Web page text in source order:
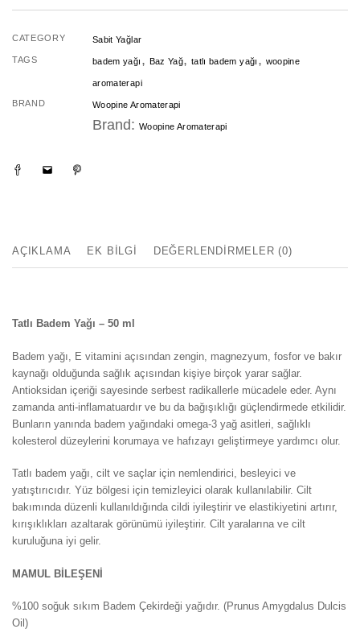
Yağı
adet
CATEGORY Sabit Yağlar
TAGS badem yağı , Baz Yağ, tatlı badem yağı , woopine
aromaterapi
BRAND Woopine Aromaterapi
Brand: Woopine Aromaterapi
AÇIKLAMA EK BILGI DEĞERLENDIRMELER (0)
Tatlı Badem Yağı – 50 ml
Badem yağı, E vitamini açısından zengin, magnezyum, fosfor ve bakır
kaynağı olduğunda sağlık açısından kişiye birçok yarar sağlar.
Antioksidan içeriği sayesinde serbest radikallerle mücadele eder. Aynı
zamanda anti-inflamatuardır ve bu da bağışıklığı güçlendirmede etkilidir.
Bunların yanında badem yağındaki omega-3 yağ asitleri, sağlıklı
kolesterol düzeylerini korumaya ve hafızayı geliştirmeye yardımcı olur.
Tatlı badem yağı, cilt ve saçlar için nemlendirici, besleyici ve
yatıştırıcıdır. Yüz bölgesi için temizleyici olarak kullanılabilir. Cilt
bakımında düzenli kullanıldığında cildi iyileştirir ve elastikiyetini artırır,
kırışıklıkları azaltarak görünümü iyileştirir. Cilt yaralarına ve cilt
kuruluğuna iyi gelir.
MAMUL BİLEŞENİ
%100 soğuk sıkım Badem Çekirdeği yağıdır. (Prunus Amygdalus Dulcis
Oil)